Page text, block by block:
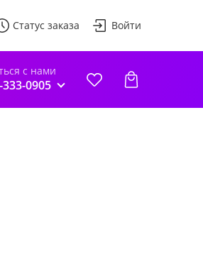
Статус заказа Войти
с нами
0905